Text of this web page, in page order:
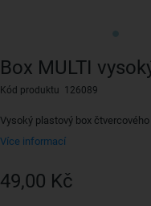
Box MULTI vysoký
Kód produktu 126089
Vysoký plastový box
Více informací
49,00 Kč